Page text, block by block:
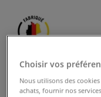
Choisir vos
Nous utilisons des
achats, fournir nos